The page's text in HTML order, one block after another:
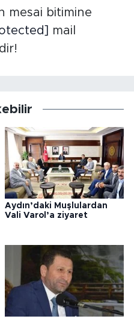
mesai bitimine
mail
Aydın’daki Muşlulardan
Vali Varol’a ziyaret